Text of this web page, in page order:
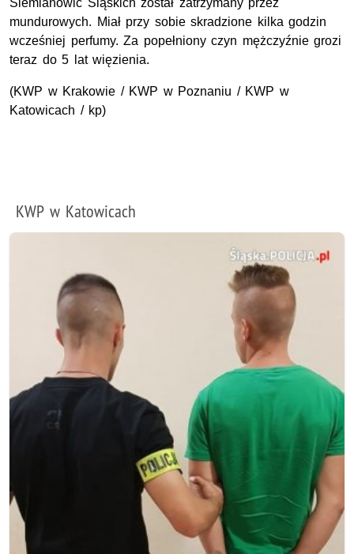
Siemianowic Śląskich został zatrzymany przez
mundurowych. Miał przy sobie skradzione kilka godzin
wcześniej perfumy. Za popełniony czyn mężczyźnie grozi
teraz do 5 lat więzienia.
(KWP w Krakowie / KWP w Poznaniu / KWP w
Katowicach / kp)
KWP w Katowicach